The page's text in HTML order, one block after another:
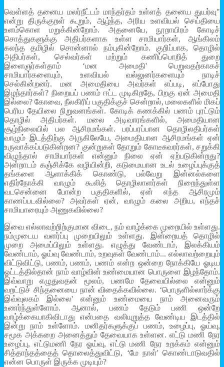
வெள்ளத் தனைய மலர்நீட்டம் மாந்தர்தம் உள்ளத் தனைய துயர்வு"
என்று திருக்குறள் கூறும், ஆழ்ந்த, அரிய உளவியல் செய்தியை
உளம்கொள மறுக்கின்றோம். அதனையே, நூறாயிரம் கோடிச்
சொத்துகளுக்கு அதிபர்களாக உள்ள சாமியார்கள், ஆங்கிலம்
கலந்த தமிழில் சொன்னால் நம்புகின்றோம். குறிப்பாக, தொழில்
அதிபர்கள், செல்வர்கள் மற்றும் கணிப்பொறித் துறை
இளைஞர்கள்தாம் ‘மன அமைதி' பெறுவதற்காகச்
சாமியார்களையும், உளவியல் வல்லுனர்களையும் நாடிச்
செல்கின்றனர். மன அமைதியை அவர்கள் எப்படி, எப்போது
இழந்தார்கள்? நிறையப் பணம் ஈட்ட முடிகிறதே, பிறகு ஏன் அமைதி
இல்லை? கோவை, நீலகிரிப் பகுதிக்குச் சென்றால், மலைகளில் மிகப்
பெரிய தேயிலை நிறுவனங்கள். கோடிக் கணக்கில் பணம் புரட்டும்
தொழில் அதிபர்கள். மலை அடிவாரங்களில், அமைதியான
சூழ்நிலையில் பல ஆசிரமங்கள். பரப்பரப்பான தொழிலதிபர்கள்
வாழும் இடத்திற்கு அருகிலேயே, அமைதியான ஆசிரமங்கள் ஏன்
உருவாக்கப்படுகின்றன? குன்றுகள் தோறும் கோடீசுவரர்கள், சறுக்கி
விழுந்தால் சாமியார்கள் என்னும் நிலை ஏன் ஏற்படுகின்றது?
அன்றாடம் கஞ்சிக்கே வழியின்றி, கடுமையான உடல் உழைப்புக்குத்
தங்களை ஆளாக்கிக் கொண்டு, பல்வேறு இன்னல்களை
எதிர்நோக்கி வாழும் கூலித் தொழிலாளர்கள் நிறைந்துள்ள
வடசென்னை போன்ற பகுதிகளில், ஏன் எந்த ஆசிரமும்
காணப்படவில்லை? அவர்கள் ஏன், வாழும் கலை அறிய, எந்தச்
சாமியாரையும் அணுகவில்லை?
இவை எல்லாவற்றிற்குமான விடை, நம் வாழ்க்கை முறையில் உள்ளது.
நம்முடைய வளர்ப்பு முறையிலும் உள்ளது. இன்றையத் தொழில்
முறை அமைப்பிலும் உள்ளது. எழுத்து வேண்டாம், இலக்கியம்
வேண்டாம், ஓய்வு வேண்டாம், உறவுகள் வேண்டாம்... எல்லாவற்றையும்
விட்டுவிட்டு, பணம், பணம், பணம் என்ற ஒன்றை நோக்கியே ஓடிய
ஓட்டத்தில்தான் நாம் வாழ்வின் உண்மையான பொருளை இழந்தோம்.
இவ்வாறு எழுதுவதன் மூலம், பணமே தேவையில்லை என்னும்
வறட்டுச் சிந்தனையை நான் விதைக்கவில்லை. ‘பொருளில்லார்க்கு
இவ்வுலகம் இல்லை' என்னும் உண்மையை நாம் அனைவரும்
உணர்ந்துள்ளோம். ஆனால், பணம் தேடும் பணி ஒன்றே
வாழ்க்கையாகிவிடாது என்பதை வலியுறுத்த வேண்டிய இடத்தில்
இன்று நாம் உள்ளோம். மனிதர்களுக்குப் பணம், உழைப்பு, ஓய்வு,
சமூக அக்கறை அனைத்தும் தேவையாக உள்ளன. எட்டு மணி நேர
உழைப்பு, எட்டுமணி நேர ஓய்வு, எட்டு மணி நேர உறக்கம் என்னும்
சித்தாந்தத்தைத் தொலைத்துவிட்டு, ‘மே நாள்' கொண்டாடுவதில்
என்ன பொருள் இருக்க முடியும்?